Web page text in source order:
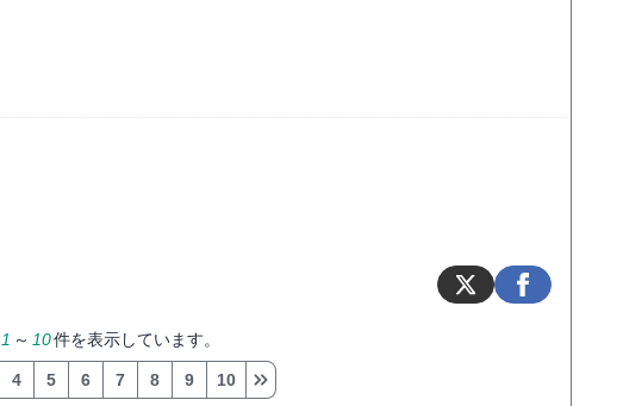
1 ～ 10件を表示しています。
4 5 6 7 8 9 10